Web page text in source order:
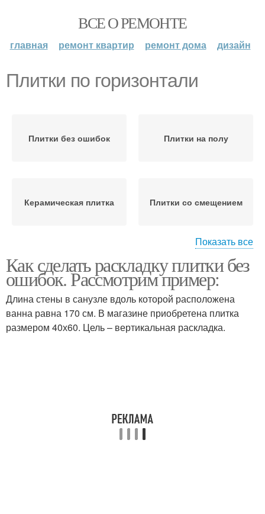
ВСЕ О РЕМОНТЕ
главная ремонт квартир ремонт дома дизайн
Плитки по горизонтали
Плитки без ошибок Плитки на полу
Керамическая плитка Плитки со смещением
Плитка со смещением Плитки в санузле
Настенная плитка
Показать все
Как сделать раскладку плитки без
ошибок. Рассмотрим пример:
Длина стены в санузле вдоль которой расположена
ванна равна 170 см. В магазине приобретена плитка
размером 40х60. Цель – вертикальная раскладка.